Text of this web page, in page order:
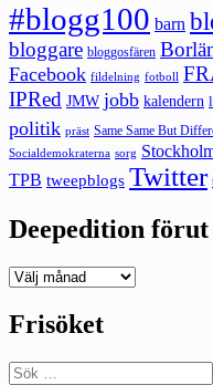
#blogg100 barn
bloggare bloggosfären
Facebook fildelning fotboll
IPRed JMW jobb kalendern
politik präst Same Same But
Socialdemokraterna sorg
TPB tweepblogs Twitter
Deepedition förut
Deepedition
Frisöket
Sök